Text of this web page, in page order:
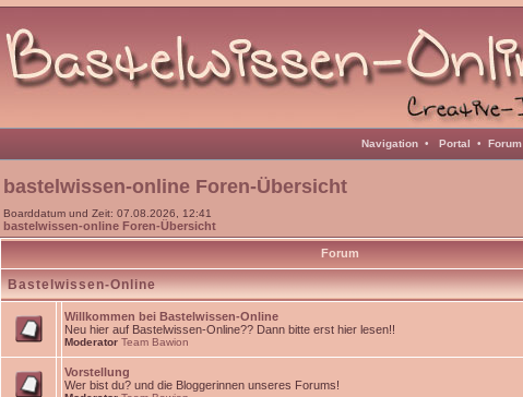
Navigation • Portal • Forum
bastelwissen-online Foren-Übersicht
Boarddatum und Zeit: 07.08.2026, 12:41
bastelwissen-online Foren-Übersicht
Forum
Bastelwissen-Online
Willkommen bei Bastelwissen-Online
Neu hier auf Bastelwissen-Online?? Dann bitte erst hier lesen!!
Moderator Team Bawion
Vorstellung
Wer bist du? und die Bloggerinnen unseres Forums!